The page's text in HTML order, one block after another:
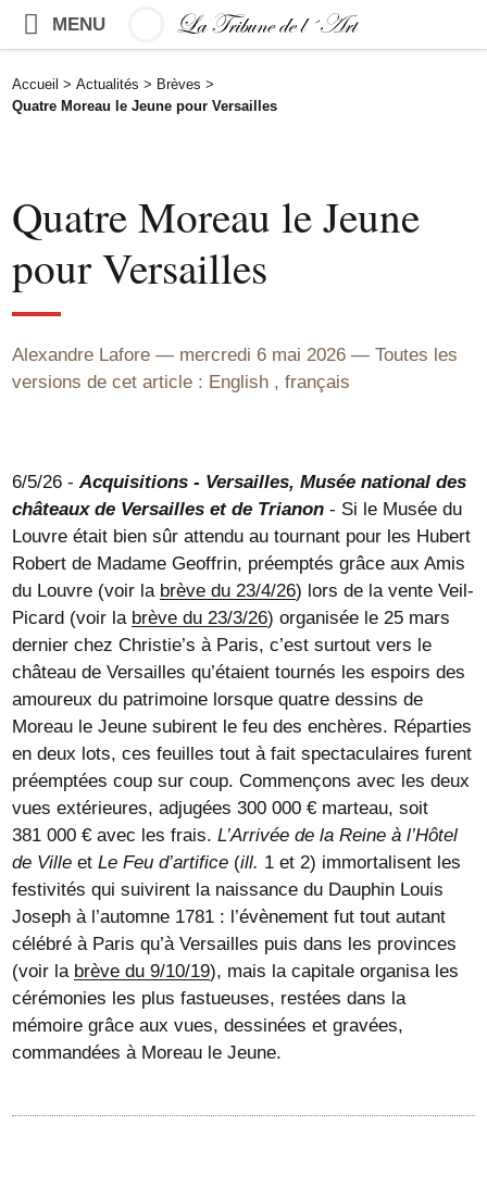
MENU
Accueil > Actualités > Brèves >
Quatre Moreau le Jeune pour Versailles
Quatre Moreau le Jeune
pour Versailles
Alexandre Lafore mercredi 6 mai 2026
Toutes les
versions de cet article : English ,français
6/5/26 -Acquisitions - Versailles, Musée national des
châteaux de Versailles et de Trianon - Si le Musée du
Louvre était bien sûr attendu au tournant pour les Hubert
Robert de Madame Geoffrin, préemptés grâce aux Amis
du Louvre (voir la brève du 23/4/26) lors de la vente Veil-
Picard (voir la brève du 23/3/26) organisée le 25 mars
dernier chez Christie’s à Paris, c’est surtout vers le
château de Versailles qu’étaient tournés les espoirs des
amoureux du patrimoine lorsque quatre dessins de
Moreau le Jeune subirent le feu des enchères. Réparties
en deux lots, ces feuilles tout à fait spectaculaires furent
préemptées coup sur coup. Commençons avec les deux
vues extérieures, adjugées 300 000 € marteau, soit
381 000 € avec les frais.L’Arrivée de la Reine à l’Hôtel
de Ville etLe Feu d’artifice (ill. 1 et 2) immortalisent les
festivités qui suivirent la naissance du Dauphin Louis
Joseph à l’automne 1781 : l’évènement fut tout autant
célébré à Paris qu’à Versailles puis dans les provinces
(voir la brève du 9/10/19), mais la capitale organisa les
cérémonies les plus fastueuses, restées dans la
mémoire grâce aux vues, dessinées et gravées,
commandées à Moreau le Jeune.